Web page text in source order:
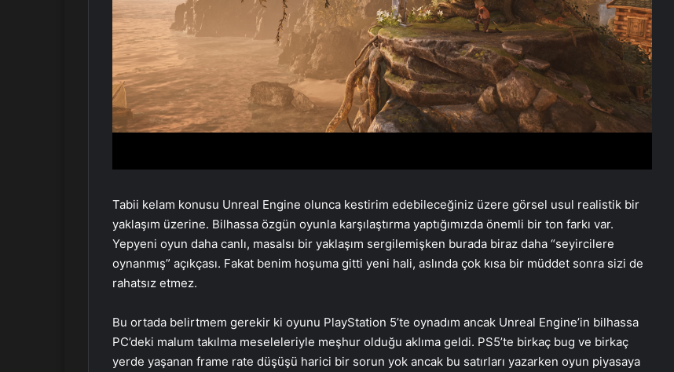
Tabii kelam konusu Unreal Engine olunca kestirim edebileceğiniz üzere görsel usul realistik bir
yaklaşım üzerine. Bilhassa özgün oyunla karşılaştırma yaptığımızda önemli bir ton farkı var.
Yepyeni oyun daha canlı, masalsı bir yaklaşım sergilemişken burada biraz daha “seyircilere
oynanmış” açıkçası. Fakat benim hoşuma gitti yeni hali, aslında çok kısa bir müddet sonra sizi de
rahatsız etmez.
Bu ortada belirtmem gerekir ki oyunu PlayStation 5’te oynadım ancak Unreal Engine’in bilhassa
PC’deki malum takılma meseleleriyle meşhur olduğu aklıma geldi. PS5’te birkaç bug ve birkaç
yerde yaşanan frame rate düşüşü harici bir sorun yok ancak bu satırları yazarken oyun piyasaya